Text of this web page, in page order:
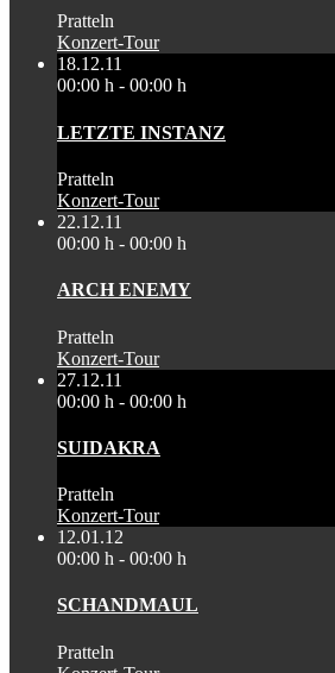
Pratteln
Konzert-Tour
18.12.11
00:00 h - 00:00 h
LETZTE INSTANZ
Pratteln
Konzert-Tour
22.12.11
00:00 h - 00:00 h
ARCH ENEMY
Pratteln
Konzert-Tour
27.12.11
00:00 h - 00:00 h
SUIDAKRA
Pratteln
Konzert-Tour
12.01.12
00:00 h - 00:00 h
SCHANDMAUL
Pratteln